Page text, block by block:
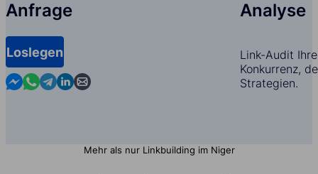
Anfrage
Loslegen
Contact us in Messenger
Contact us in WhatsApp
Contact us in Telegram
Contact us in Linkedin
Contact us by email
Analyse
Link-Audit
Konkurrenz,
Strategien.
Mehr als nur Linkbuilding im Niger